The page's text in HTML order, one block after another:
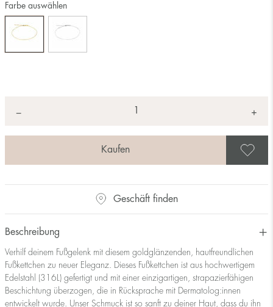
Farbe auswählen
− +
Geschäft finden
Beschreibung
Verhilf deinem Fußgelenk mit diesem goldglänzenden, hautfreundlichen
Fußkettchen zu neuer Eleganz. Dieses Fußkettchen ist aus hochwertigem
Edelstahl (316L) gefertigt und mit einer einzigartigen, strapazierfähigen
Beschichtung überzogen, die in Rücksprache mit Dermatolog:innen
entwickelt wurde. Unser Schmuck ist so sanft zu deiner Haut, dass du ihn